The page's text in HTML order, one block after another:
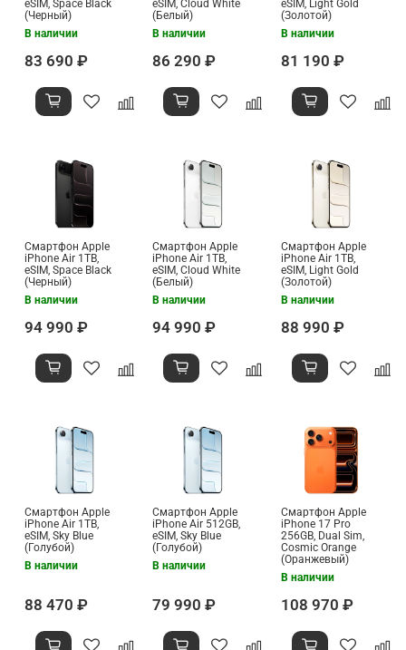
eSIM, Space Black
(Черный)
В наличии
83 690 ₽
eSIM, Cloud White
(Белый)
В наличии
86 290 ₽
eSIM, Light Gold
(Золотой)
В наличии
81 190 ₽
Смартфон Apple
iPhone Air 1TB,
eSIM, Space Black
(Черный)
В наличии
94 990 ₽
Смартфон Apple
iPhone Air 1TB,
eSIM, Cloud White
(Белый)
В наличии
94 990 ₽
Смартфон Apple
iPhone Air 1TB,
eSIM, Light Gold
(Золотой)
В наличии
88 990 ₽
Смартфон Apple
iPhone Air 1TB,
eSIM, Sky Blue
(Голубой)
В наличии
88 470 ₽
Смартфон Apple
iPhone Air 512GB,
eSIM, Sky Blue
(Голубой)
В наличии
79 990 ₽
Смартфон Apple
iPhone 17 Pro
256GB, Dual Sim,
Cosmic Orange
(Оранжевый)
В наличии
108 970 ₽